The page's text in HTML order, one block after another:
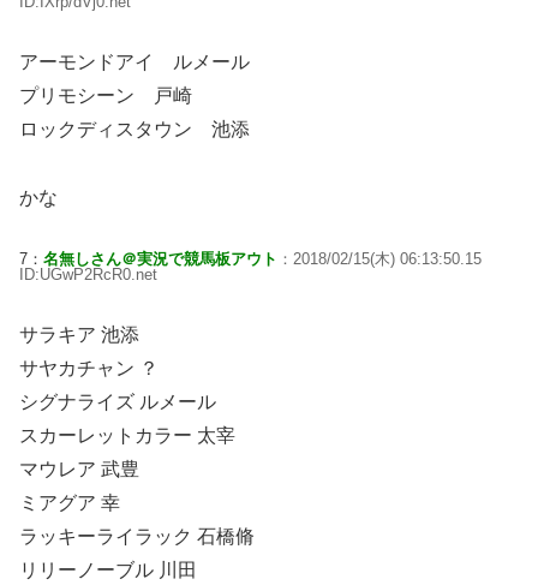
アーモンドアイ ルメール
プリモシーン 戸崎
ロックディスタウン 池添
かな
7： 名無しさん＠実況で競馬板アウト ：2018/02/15(木) 06:13:50.15
ID:UGwP2RcR0.net
サラキア 池添
サヤカチャン ？
シグナライズ ルメール
スカーレットカラー 太宰
マウレア 武豊
ミアグア 幸
ラッキーライラック 石橋脩
リリーノーブル 川田